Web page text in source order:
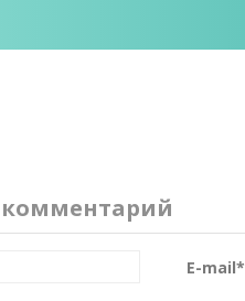
E-mail*